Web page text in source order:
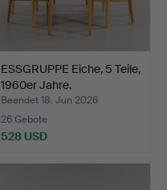
ESSGRUPPE Eiche, 5 Teile,
1960er Jahre.
Beendet 18. Jun 2026
26 Gebote
528 USD